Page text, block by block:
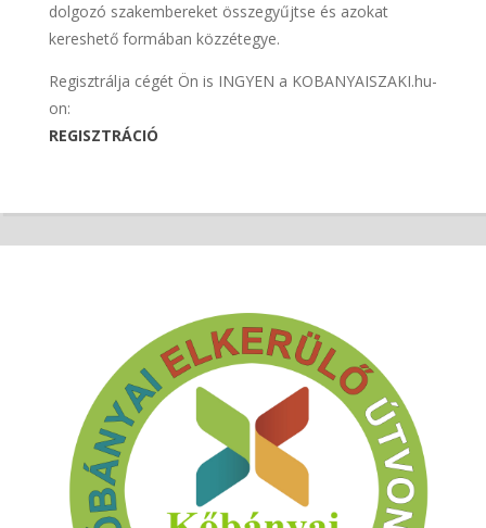
dolgozó szakembereket összegyűjtse és azokat
kereshető formában közzétegye.
Regisztrálja cégét Ön is INGYEN a KOBANYAISZAKI.hu-
on:
REGISZTRÁCIÓ